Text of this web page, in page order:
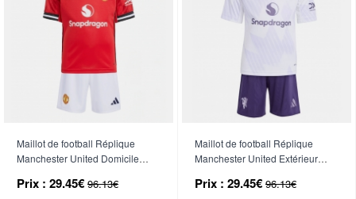
Maillot de football Réplique
Manchester United Domicile
(+ Pantalon court)
Prix : 29.45€ 96.13€
Maillot de football Réplique
Manchester United Extérieur
(+ Pantalon court)
Prix : 29.45€ 96.13€